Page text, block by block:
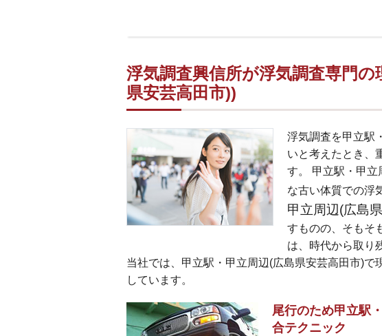
浮気調査興信所が浮気調査専門
県安芸高田市))
浮気調査を甲立駅
いと考えたとき、
す。 甲立駅・甲立
な古い体質での浮
甲立周辺(広島
すものの、そもそ
は、時代から取り
当社では、甲立駅・甲立周辺(広島県安芸高田市)で
しています。
尾行のため甲立駅
合テクニック